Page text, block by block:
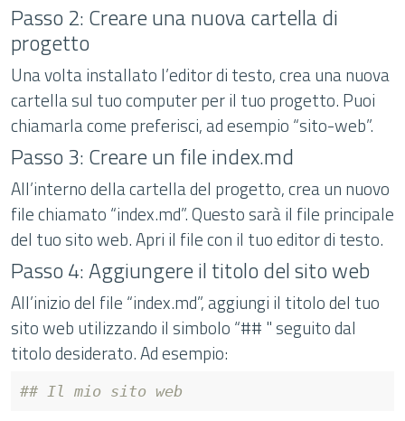
Passo 2: Creare una nuova cartella di
progetto
Una volta installato l’editor di testo, crea una nuova
cartella sul tuo computer per il tuo progetto. Puoi
chiamarla come preferisci, ad esempio “sito-web”.
Passo 3: Creare un file index.md
All’interno della cartella del progetto, crea un nuovo
file chiamato “index.md”. Questo sarà il file principale
del tuo sito web. Apri il file con il tuo editor di testo.
Passo 4: Aggiungere il titolo del sito web
All’inizio del file “index.md”, aggiungi il titolo del tuo
sito web utilizzando il simbolo “## " seguito dal
titolo desiderato. Ad esempio:
## Il mio sito web